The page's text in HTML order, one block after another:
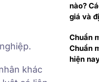
khác
nào?
giá và
Chuẩn
Chuẩn
hiện